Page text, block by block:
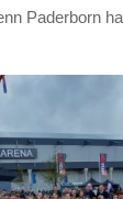
Paderborn